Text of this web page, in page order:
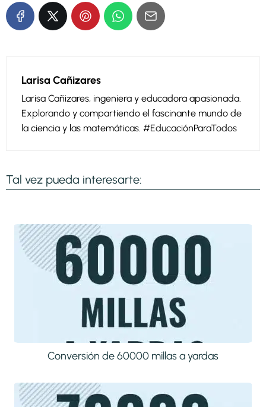
Larisa Cañizares
Larisa Cañizares, ingeniera y educadora apasionada.
Explorando y compartiendo el fascinante mundo de
la ciencia y las matemáticas. #EducaciónParaTodos
Tal vez pueda interesarte:
Conversión de 60000 millas a yardas